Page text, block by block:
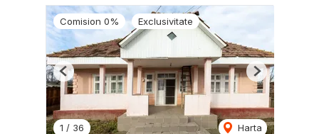
Comision 0% Exclusivitate
1 / 36 Harta
Previous Next